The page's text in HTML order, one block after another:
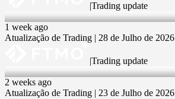
|Trading update
28 Jul 2026
1 week ago
Atualização de Trading | 28 de Julho de 2026
|Trading update
23 Jul 2026
2 weeks ago
Atualização de Trading | 23 de Julho de 2026